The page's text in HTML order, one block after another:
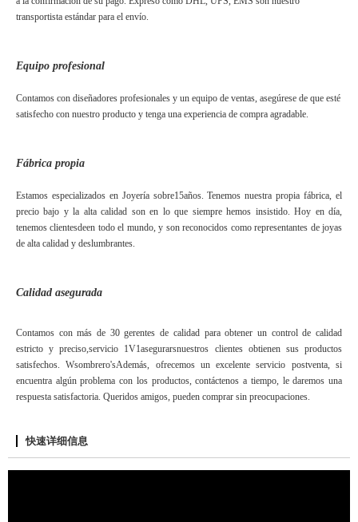
transportista estándar para el envío.
Equipo profesional
Contamos con diseñadores profesionales y un equipo de ventas, asegúrese de que esté
satisfecho con nuestro producto y tenga una experiencia de compra agradable.
Fábrica propia
Estamos especializados en Joyería sobre15años. Tenemos nuestra propia fábrica, el
precio bajo y la alta calidad son en lo que siempre hemos insistido. Hoy en día,
tenemos clientesdeen todo el mundo, y son reconocidos como representantes de joyas
de alta calidad y deslumbrantes.
Calidad asegurada
Contamos con más de 30 gerentes de calidad para obtener un control de calidad
estricto y preciso,servicio 1V1asegurarsnuestros clientes obtienen sus productos
satisfechos. Wsombrero'sAdemás, ofrecemos un excelente servicio postventa, si
encuentra algún problema con los productos, contáctenos a tiempo, le daremos una
respuesta satisfactoria. Queridos amigos, pueden comprar sin preocupaciones.
快速详细信息